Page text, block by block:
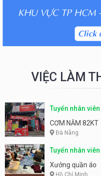
VIỆC LÀM
Tuyển nhân
CƠM NẮM 82KT
Đà Nẵng
Tuyển nhân
Xưởng quần áo
Hồ Chí Minh